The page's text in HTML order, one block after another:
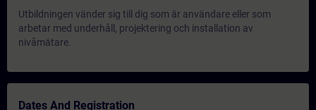
Utbildningen vänder sig till dig som är användare eller som
arbetar med underhåll, projektering och installation av
nivåmätare.
Dates And Registration